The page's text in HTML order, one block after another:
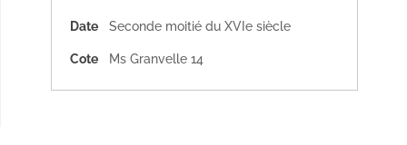
Date Seconde moitié du XVIe siècle
Cote Ms Granvelle 14